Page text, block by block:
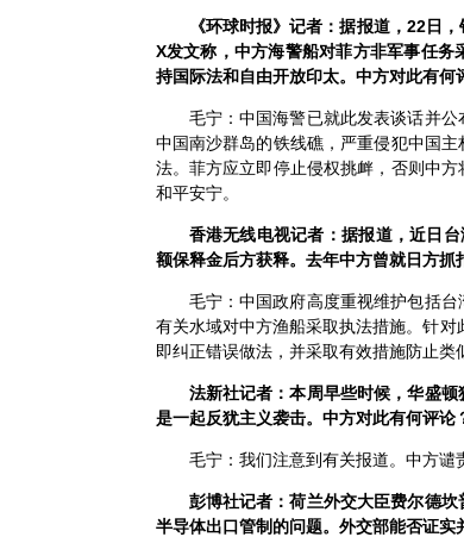
《环球时报》记者：据报道，22日
X发文称，中方海警船对菲方非军事任
持国际法和自由开放印太。中方对此有何
毛宁：中国海警已就此发表谈话并
中国南沙群岛的铁线礁，严重侵犯中国
法。菲方应立即停止侵权挑衅，否则中
和平安宁。
香港无线电视记者：据报道，近日
额保释金后方获释。去年中方曾就日方
毛宁：中国政府高度重视维护包括
有关水域对中方渔船采取执法措施。针对
即纠正错误做法，并采取有效措施防止类
法新社记者：本周早些时候，华盛
是一起反犹主义袭击。中方对此有何评论
毛宁：我们注意到有关报道。中方谴
彭博社记者：荷兰外交大臣费尔德
半导体出口管制的问题。外交部能否证实